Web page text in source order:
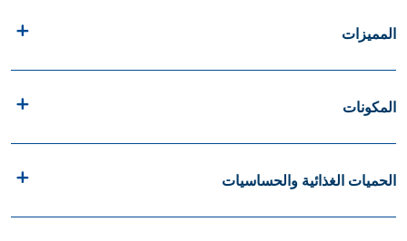
المميزات
المكونات
الحميات الغذائية والحساسيات